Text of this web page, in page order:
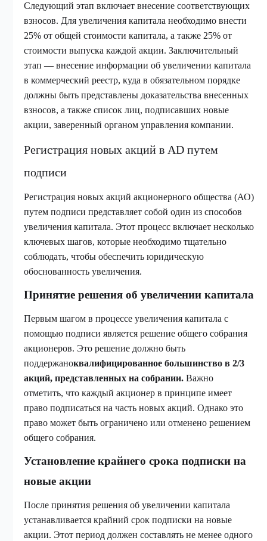
Следующий этап включает внесение соответствующих
взносов. Для увеличения капитала необходимо внести
25% от общей стоимости капитала, а также 25% от
стоимости выпуска каждой акции. Заключительный
этап — внесение информации об увеличении капитала
в коммерческий реестр, куда в обязательном порядке
должны быть представлены доказательства внесенных
взносов, а также список лиц, подписавших новые
акции, заверенный органом управления компании.
Регистрация новых акций в AD путем
подписи
Регистрация новых акций акционерного общества (АО)
путем подписи представляет собой один из способов
увеличения капитала. Этот процесс включает несколько
ключевых шагов, которые необходимо тщательно
соблюдать, чтобы обеспечить юридическую
обоснованность увеличения.
Принятие решения об увеличении капитала
Первым шагом в процессе увеличения капитала с
помощью подписи является решение общего собрания
акционеров. Это решение должно быть
поддержаноквалифицированное большинство в 2/3
акций, представленных на собрании.Важно
отметить, что каждый акционер в принципе имеет
право подписаться на часть новых акций. Однако это
право может быть ограничено или отменено решением
общего собрания.
Установление крайнего срока подписки на
новые акции
После принятия решения об увеличении капитала
устанавливается крайний срок подписки на новые
акции. Этот период должен составлять не менее одного